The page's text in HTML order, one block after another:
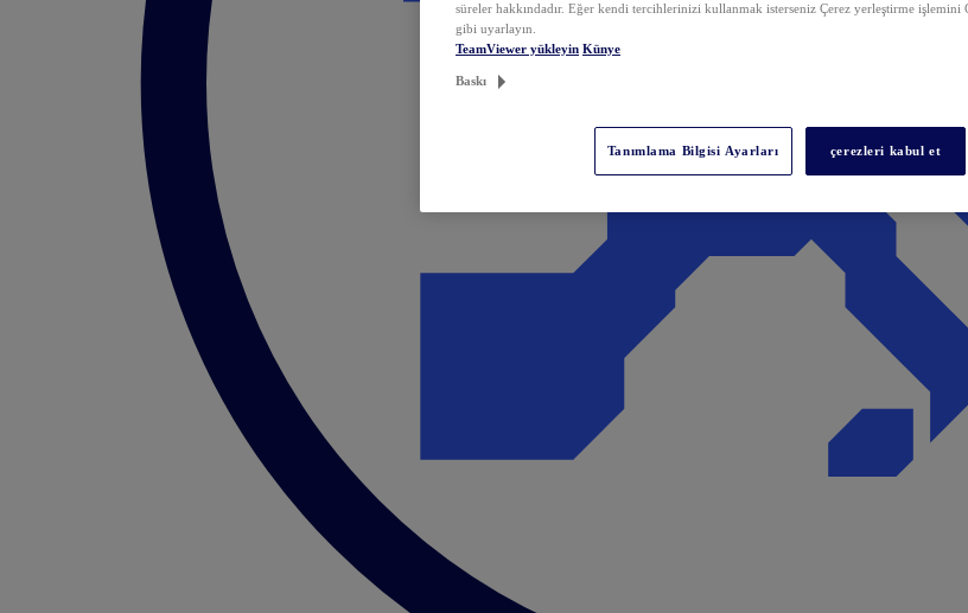
süreler hakkındadır. Eğer kendi tercihlerinizi kullanmak isterseniz Çerez yerleştirme işlemini
gibi uyarlayın.
TeamViewer yükleyin Künye
Baskı
Tanımlama Bilgisi Ayarları çerezleri kabul et